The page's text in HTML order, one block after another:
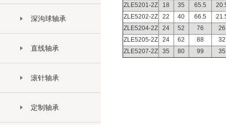
深沟球轴承
直线轴承
滚针轴承
定制轴承
ZLE5201-2Z 18 35 65.5
ZLE5202-2Z
22 40 66.5
ZLE5204-2Z
24 52 76
26
ZLE5205-2Z
24 62 88
32
ZLE5207-2Z
35 80 99 35